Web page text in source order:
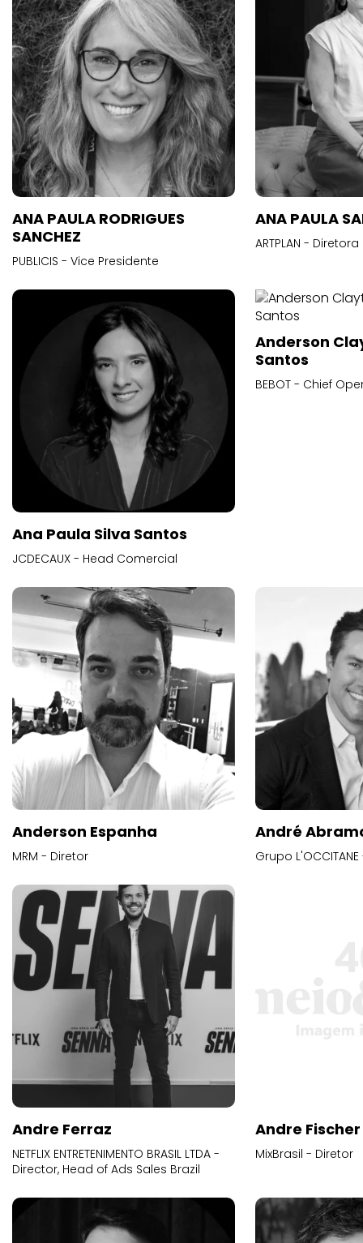
ANA PAULA RODRIGUES
SANCHEZ
PUBLICIS - Vice Presidente
ANA PAULA
ARTPLAN -
Ana Paula Silva Santos
JCDECAUX - Head Comercial
Anderson
Santos
BEBOT - Chief
Anderson Espanha
MRM - Diretor
André
Grupo
Andre Ferraz
NETFLIX ENTRETENIMENTO BRASIL LTDA -
Director, Head of Ads Sales Brazil
Andre Fischer
MixBrasil - Diretor